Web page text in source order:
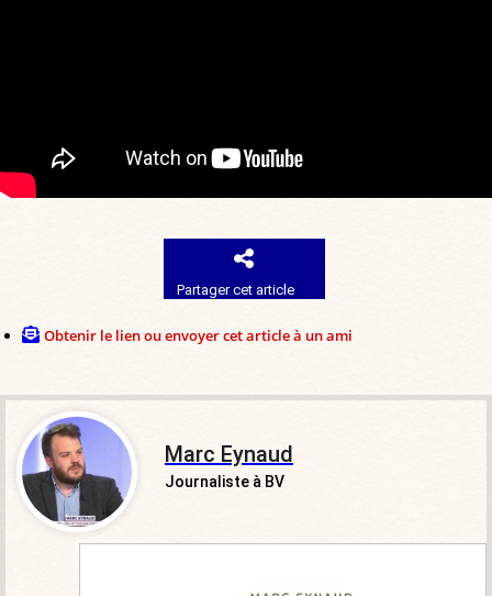
Partager cet article
Obtenir le lien ou envoyer cet article à un ami
Marc Eynaud
Journaliste à BV